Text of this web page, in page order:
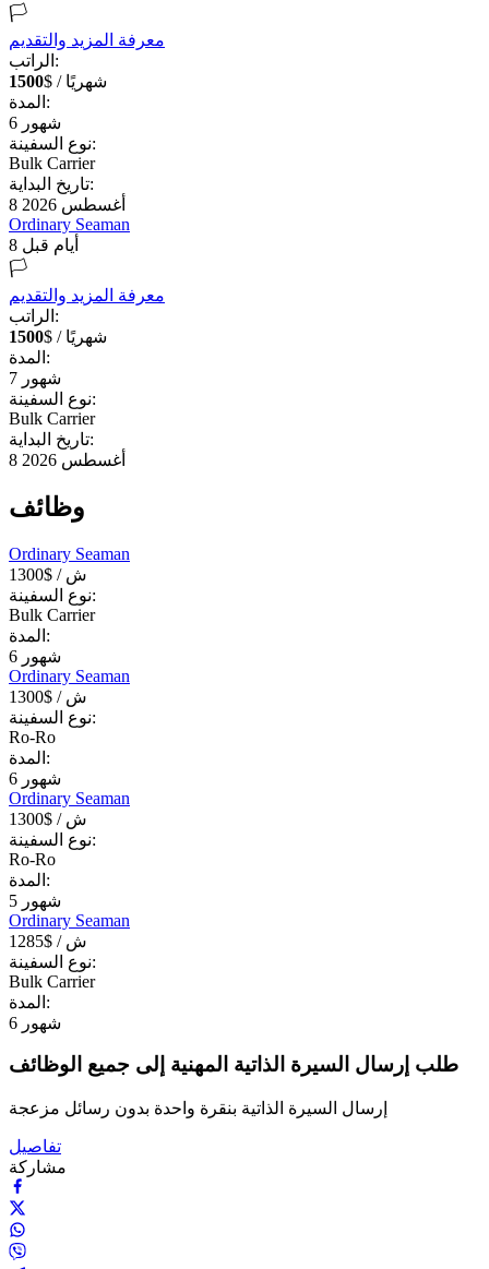
🏳️
معرفة المزيد والتقديم
الراتب:
1500
$ / شهريًا
المدة:
6 شهور
نوع السفينة:
Bulk Carrier
تاريخ البداية:
8 أغسطس 2026
Ordinary Seaman
8 أيام قبل
🏳️
معرفة المزيد والتقديم
الراتب:
1500
$ / شهريًا
المدة:
7 شهور
نوع السفينة:
Bulk Carrier
تاريخ البداية:
8 أغسطس 2026
وظائف
Ordinary Seaman
1300$
/ ش
نوع السفينة:
Bulk Carrier
المدة:
6 شهور
Ordinary Seaman
1300$
/ ش
نوع السفينة:
Ro-Ro
المدة:
6 شهور
Ordinary Seaman
1300$
/ ش
نوع السفينة:
Ro-Ro
المدة:
5 شهور
Ordinary Seaman
1285$
/ ش
نوع السفينة:
Bulk Carrier
المدة:
6 شهور
طلب إرسال السيرة الذاتية المهنية إلى جميع الوظائف
إرسال السيرة الذاتية بنقرة واحدة بدون رسائل مزعجة
تفاصيل
مشاركة